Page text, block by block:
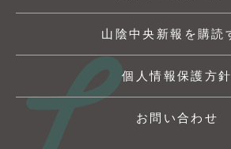
山陰中央新報を購読
個人情報保護方針
お問い合わせ